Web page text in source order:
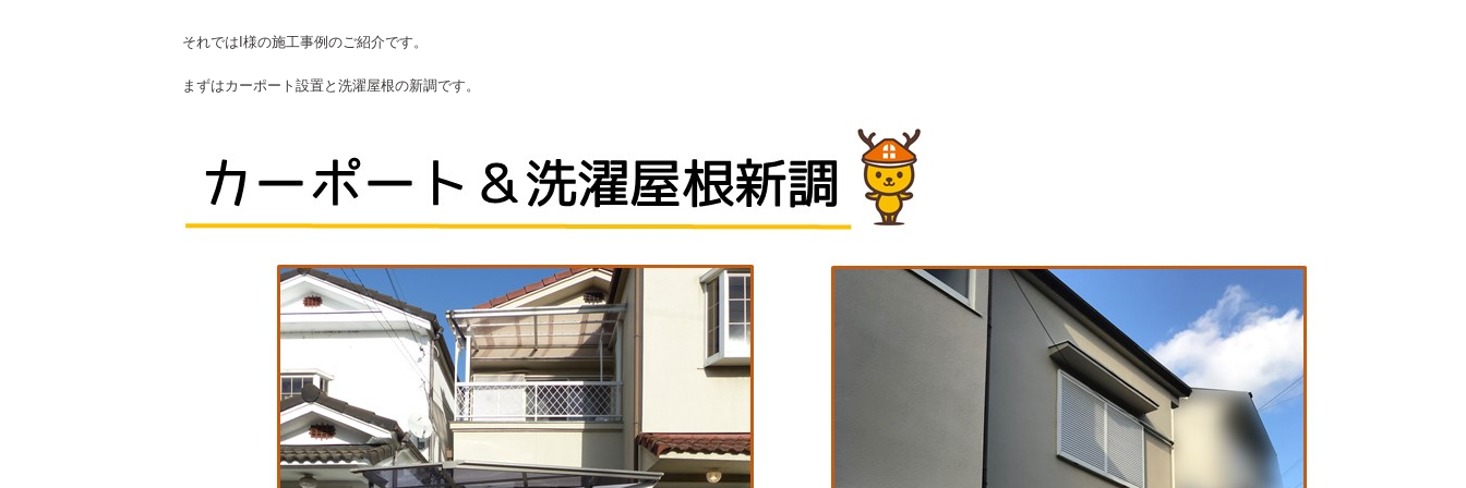
それではI様の施工事例のご紹介です。
まずはカーポート設置と洗濯屋根の新調です。